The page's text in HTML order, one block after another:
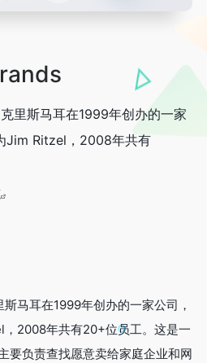
里斯马耳在1999年创办的一家
Jim Ritzel，2008年共有
马耳在1999年创办的一家公司，
2008年共有20+位员工。这是一
要负责查找愿意卖给家庭企业和网